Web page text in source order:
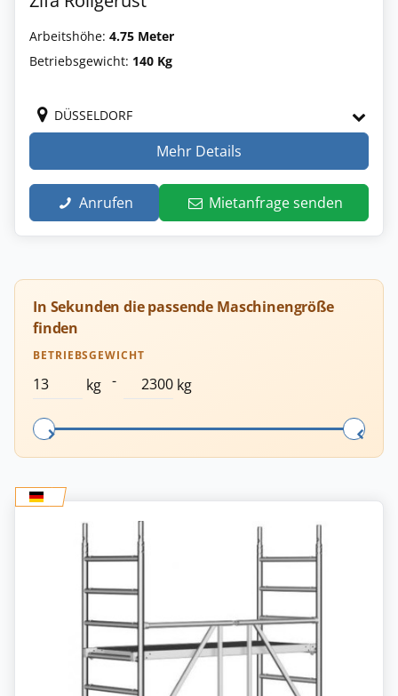
Arbeitshöhe: 4.75 Meter
Betriebsgewicht: 140 Kg
DÜSSELDORF
Mehr Details
Anrufen Mietanfrage senden
In Sekunden die passende Maschinengröße
finden
BETRIEBSGEWICHT
kg - kg